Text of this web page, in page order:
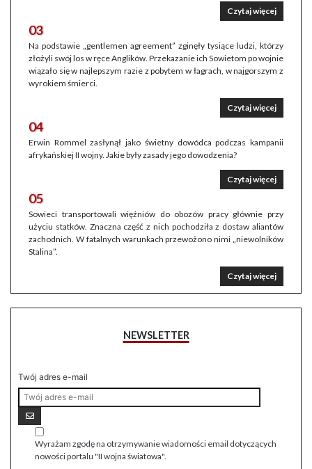
Czytaj więcej
03
Na podstawie „gentlemen agreement” zginęły tysiące ludzi, którzy
złożyli swój los w ręce Anglików. Przekazanie ich Sowietom po wojnie
wiązało się w najlepszym razie z pobytem w łagrach, w najgorszym z
wyrokiem śmierci.
Czytaj więcej
04
Erwin Rommel zasłynął jako świetny dowódca podczas kampanii
afrykańskiej II wojny. Jakie były zasady jego dowodzenia?
Czytaj więcej
05
Sowieci transportowali więźniów do obozów pracy głównie przy
użyciu statków. Znaczna część z nich pochodziła z dostaw aliantów
zachodnich. W fatalnych warunkach przewożono nimi „niewolników
Stalina”.
Czytaj więcej
NEWSLETTER
Twój adres e-mail
Wyrażam zgodę na otrzymywanie wiadomości email dotyczących
nowości portalu "II wojna światowa".